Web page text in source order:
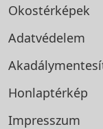
Okostérképek
Adatvédelem
Honlaptérkép
Impresszum